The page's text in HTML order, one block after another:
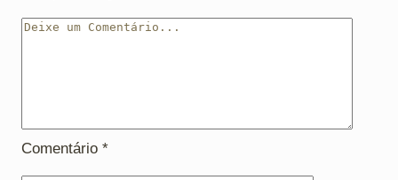
Comentário *